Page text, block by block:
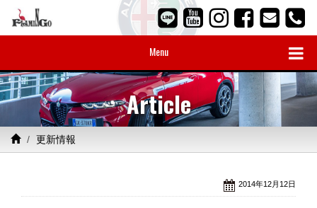
Menu
Article
更新情報
2014年12月12日